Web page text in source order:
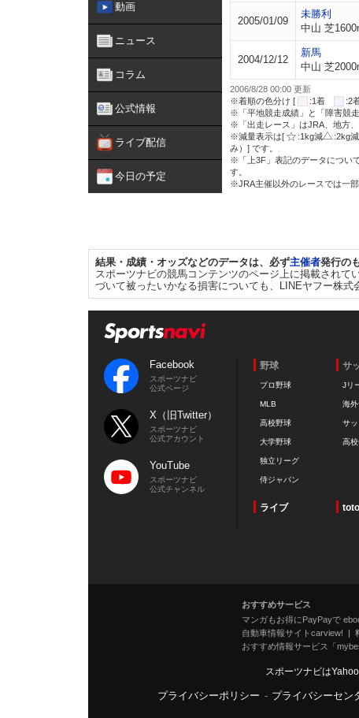
動画
ニュース
コラム
公式情報
ライブ配信
今日の予定
2005/01/09
未勝利
中山 芝
2004/12/12
新馬
中山 芝
2006/8/28 00:00 更新
※着順の色分け [
:1着 :2
※「平地競走成績」と「障害競
※「出走レース」はJRA、地方
※減量表示は[
:1kg減 :2kg減
み）] です。
※「上3F」表記のデータについ
す。
※JRA主催以外のレースでは一
結果・成績・オッズなどのデータは、必ず主催者発行の
スポーツナビの競馬コンテンツのページ上に掲載され
づいて被ったいかなる損害についても、LINEヤフー株式
Facebook
スポーツナビ
公式ページ
X（旧Twitter）
スポーツナビ
公式アカウント
YouTube
スポーツナビ
公式チャンネル
野球
プロ野球
MLB
高校野球
大学野球
独立リーグ
侍ジャパン
サ
Jリ
海
サ
高
ライブ toto
おすすめサービス
マンガもお得にPayPayで
自動車情報サイトcarview!
おすすめ情報サービス「
スポーツナビは
プライバシーポリシー - プライバシーセン